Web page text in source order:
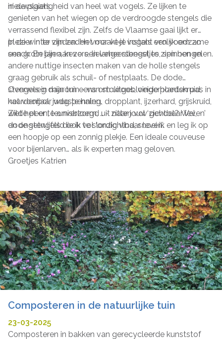
in de plaats.
nieuwsgierigheid van heel wat vogels. Ze lijken te
genieten van het wiegen op de verdroogde stengels die
verrassend flexibel zijn. Zelfs de Vlaamse gaai lijkt er
plezier in te vinden. Het maakt je instant vrolijk om zo
een grote jan aan zo een lange stengel te zien bengelen.
In de winter zijn zaden voor veel vogels een voedzame
snack. En bijen, kevers, lieveheersbeestjes, spinnen en
andere nuttige insecten maken van de holle stengels
graag gebruik als schuil- of nestplaats. De dode
stengels in mijn tuin - van stokroos, vingerhoedskruid,
kaardenbol, judaspenning, dropplant, ijzerhard, grijskruid,
wilde peen, teunisbloem, … - zitten vol ‘zichtbaar leven’
en ongetwijfeld ook vol ‘onzichtbaar leven’.
Overweeg daarom eens om uitgebloeide planten pas in
het voorjaar weg te halen.
Ziet het er te onverzorgd uit naar jouw gevoel? Wel,
dode stengels die ik te slordig vind, snoei ik en leg ik op
een hoopje op een zonnig plekje. Een ideale couveuse
voor bijenlarven… als ik experten mag geloven.
Groetjes Katrien
Composteren in de natuurlijke tuin
23-03-2025
Composteren in bakken van gerecycleerde kunststof